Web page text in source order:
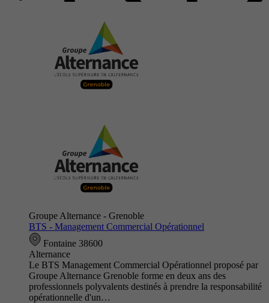
Groupe Alternance - Grenoble
BTS - Management Commercial Opérationnel
Fontaine 38600
Alternance
Le BTS Management Commercial Opérationnel proposé par
Groupe Alternance Grenoble forme en deux ans des
professionnels polyvalents destinés à prendre la responsabilité
opérationnelle d'un…